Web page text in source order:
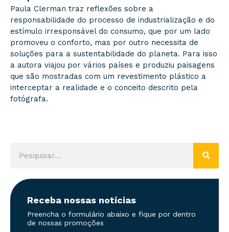
Paula Clerman traz reflexões sobre a
responsabilidade do processo de industrialização e do
estímulo irresponsável do consumo, que por um lado
promoveu o conforto, mas por outro necessita de
soluções para a sustentabilidade do planeta. Para isso
a autora viajou por vários países e produziu paisagens
que são mostradas com um revestimento plástico a
interceptar a realidade e o conceito descrito pela
fotógrafa.
Receba nossas notícias
Preencha o formulário abaixo e fique por dentro
de nossas promoções